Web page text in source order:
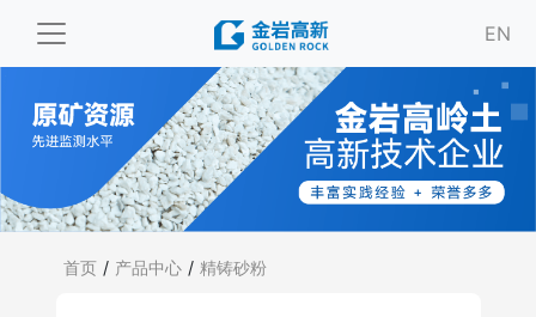
EN
首页 / 产品中心 / 精铸砂粉